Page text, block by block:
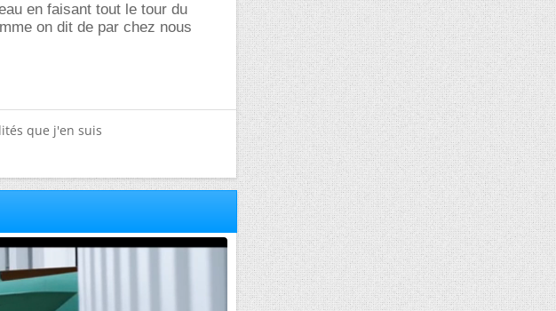
en faisant tout le tour du
on dit de par chez nous
que j'en suis